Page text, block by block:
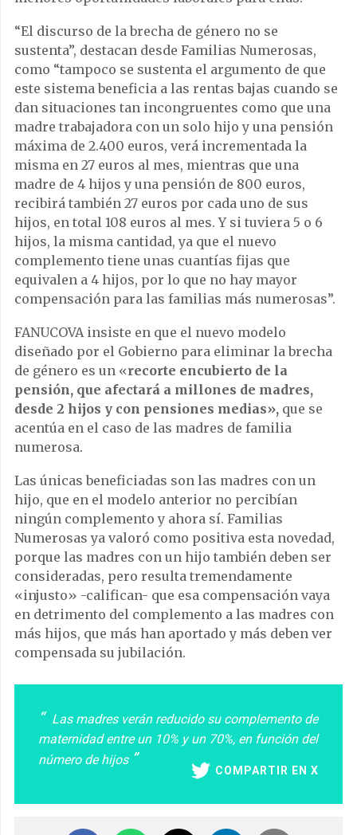
“El discurso de la brecha de género no se
sustenta”, destacan desde Familias Numerosas,
como “tampoco se sustenta el argumento de que
este sistema beneficia a las rentas bajas cuando se
dan situaciones tan incongruentes como que una
madre trabajadora con un solo hijo y una pensión
máxima de 2.400 euros, verá incrementada la
misma en 27 euros al mes, mientras que una
madre de 4 hijos y una pensión de 800 euros,
recibirá también 27 euros por cada uno de sus
hijos, en total 108 euros al mes. Y si tuviera 5 o 6
hijos, la misma cantidad, ya que el nuevo
complemento tiene unas cuantías fijas que
equivalen a 4 hijos, por lo que no hay mayor
compensación para las familias más numerosas”.
FANUCOVA insiste en que el nuevo modelo
diseñado por el Gobierno para eliminar la brecha
de género es un «recorte encubierto de la
pensión, que afectará a millones de madres,
desde 2 hijos y con pensiones medias», que se
acentúa en el caso de las madres de familia
numerosa.
Las únicas beneficiadas son las madres con un
hijo, que en el modelo anterior no percibían
ningún complemento y ahora sí. Familias
Numerosasya valoró como positiva esta novedad,
porque las madres con un hijo también deben ser
consideradas, pero resulta tremendamente
«injusto» -califican- que esa compensación vaya
en detrimento del complemento a las madres con
más hijos, que más han aportado y más deben ver
compensada su jubilación.
Las madres verán reducido su complemento de
maternidad entre un 10% y un 70%, en función del
número de hijos
COMPARTIR EN X